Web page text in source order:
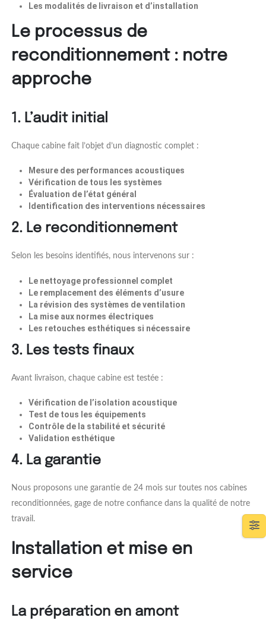
Les modalités de livraison et d’installation
Le processus de
reconditionnement : notre
approche
1. L’audit initial
Chaque cabine fait l’objet d’un diagnostic complet :
Mesure des performances acoustiques
Vérification de tous les systèmes
Évaluation de l’état général
Identification des interventions nécessaires
2. Le reconditionnement
Selon les besoins identifiés, nous intervenons sur :
Le nettoyage professionnel complet
Le remplacement des éléments d’usure
La révision des systèmes de ventilation
La mise aux normes électriques
Les retouches esthétiques si nécessaire
3. Les tests finaux
Avant livraison, chaque cabine est testée :
Vérification de l’isolation acoustique
Test de tous les équipements
Contrôle de la stabilité et sécurité
Validation esthétique
4. La garantie
Nous proposons une garantie de 24 mois sur toutes nos cabines
reconditionnées, gage de notre confiance dans la qualité de notre
travail.
Installation et mise en
service
La préparation en amont